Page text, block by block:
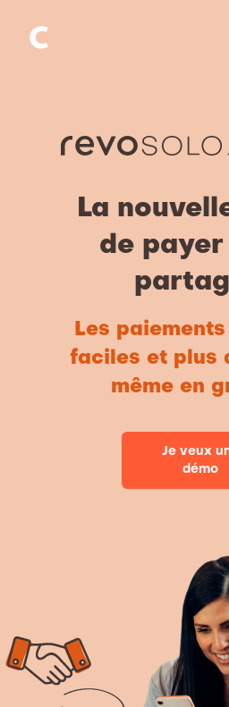
La
de
Les
faciles et plus
même en
Je veux
démo